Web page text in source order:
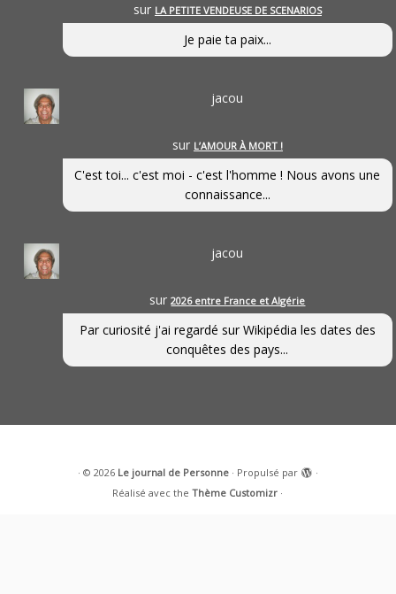
sur LA PETITE VENDEUSE DE SCENARIOS
Je paie ta paix...
jacou
sur L’AMOUR À MORT !
C'est toi... c'est moi - c'est l'homme ! Nous avons une
connaissance...
jacou
sur2026 entre France et Algérie
Par curiosité j'ai regardé sur Wikipédia les dates des
conquêtes des pays...
· © 2026 Le journal de Personne· Propulsé par
·
Réalisé avec theThème Customizr ·